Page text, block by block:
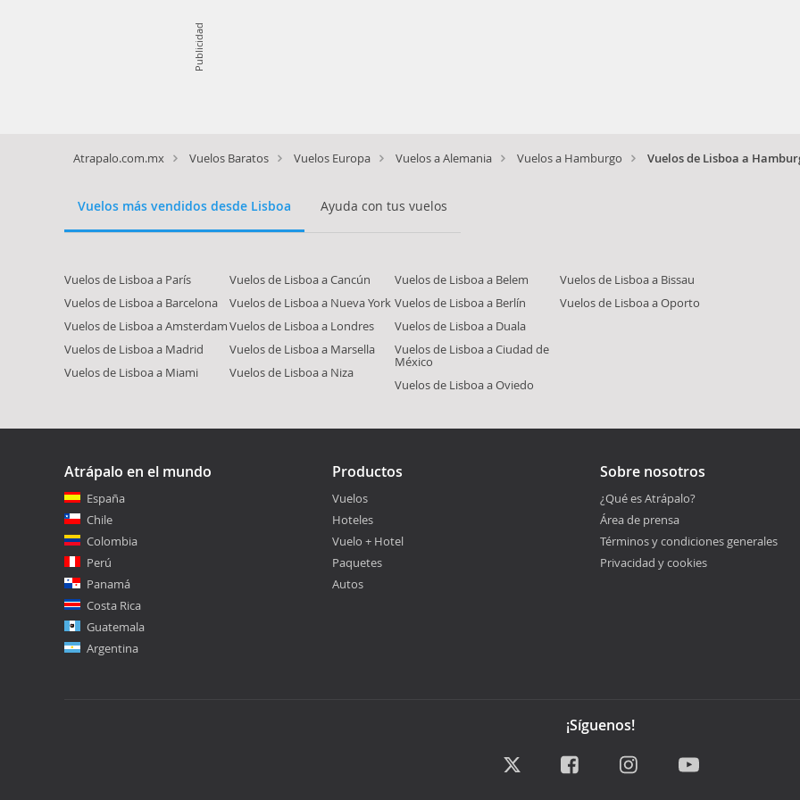
Publicidad
Atrapalo.com.mx Vuelos Baratos Vuelos Europa Vuelos a Alemania Vuelos a Hamburgo Vuelos de Lisboa a
Vuelos más vendidos desde Lisboa Ayuda con tus vuelos
Vuelos de Lisboa a París
Vuelos de Lisboa a Barcelona
Vuelos de Lisboa a Amsterdam
Vuelos de Lisboa a Madrid
Vuelos de Lisboa a Miami
Vuelos de Lisboa a Cancún
Vuelos de Lisboa a Nueva York
Vuelos de Lisboa a Londres
Vuelos de Lisboa a Marsella
Vuelos de Lisboa a Niza
Vuelos de Lisboa a Belem
Vuelos de Lisboa a Berlín
Vuelos de Lisboa a Duala
Vuelos de Lisboa a Ciudad de
México
Vuelos de Lisboa a Oviedo
Vuelos de Lisboa a Bissau
Vuelos de Lisboa a Oporto
Atrápalo en el mundo
España
Chile
Colombia
Perú
Panamá
Costa Rica
Guatemala
Argentina
Productos
Vuelos
Hoteles
Vuelo + Hotel
Paquetes
Autos
Sobre nosotros
¿Qué es Atrápalo?
Área de prensa
Términos y condiciones generales
Privacidad y cookies
¡Síguenos!